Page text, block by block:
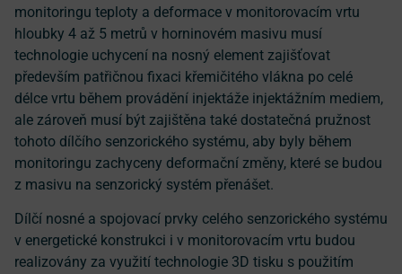
monitoringu teploty a deformace v monitorovacím vrtu
hloubky 4 až 5 metrů v horninovém masivu musí
technologie uchycení na nosný element zajišťovat
především patřičnou fixaci křemičitého vlákna po celé
délce vrtu během provádění injektáže injektážním mediem,
ale zároveň musí být zajištěna také dostatečná pružnost
tohoto dílčího senzorického systému, aby byly během
monitoringu zachyceny deformační změny, které se budou
z masivu na senzorický systém přenášet.
Dílčí nosné a spojovací prvky celého senzorického systému
v energetické konstrukci i v monitorovacím vrtu budou
realizovány za využití technologie 3D tisku s použitím